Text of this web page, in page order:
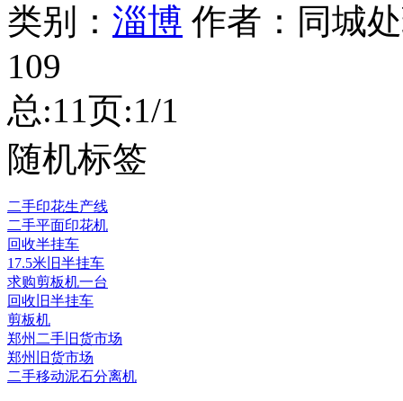
类别： 淄博 作者： 同城
109
总:11页:1/1
随机标签
二手印花生产线
二手平面印花机
回收半挂车
17.5米旧半挂车
求购剪板机一台
回收旧半挂车
剪板机
郑州二手旧货市场
郑州旧货市场
二手移动泥石分离机